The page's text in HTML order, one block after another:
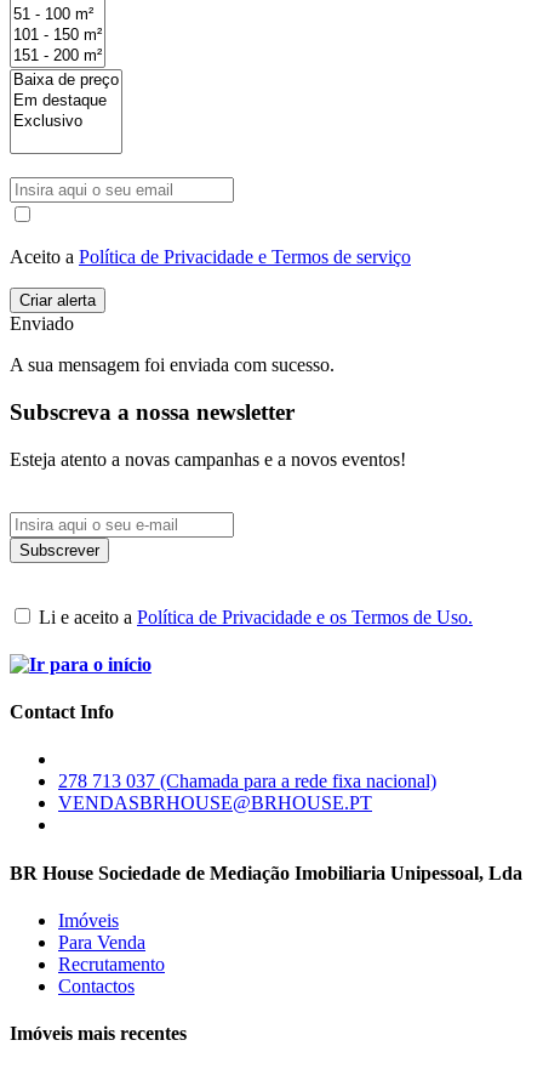
Aceito a Política de Privacidade e Termos de serviço
Enviado
A sua mensagem foi enviada com sucesso.
Subscreva a nossa newsletter
Esteja atento a novas campanhas e a novos eventos!
Li e aceito a Política de Privacidade e os Termos de Uso.
Contact Info
278 713 037 (Chamada para a rede fixa nacional)
VENDASBRHOUSE@BRHOUSE.PT
BR House Sociedade de Mediação Imobiliaria Unipessoal, Lda
Imóveis
Para Venda
Recrutamento
Contactos
Imóveis mais recentes